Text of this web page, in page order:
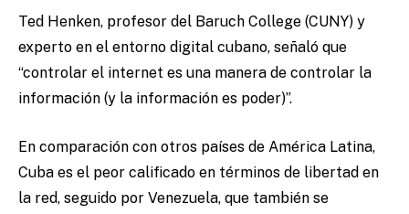
Ted Henken, profesor del Baruch College (CUNY) y
experto en el entorno digital cubano, señaló que
“controlar el internet es una manera de controlar la
información (y la información es poder)”.
En comparación con otros países de América Latina,
Cuba es el peor calificado en términos de libertad en
la red, seguido por Venezuela, que también se